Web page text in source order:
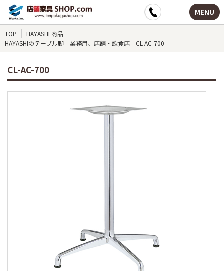
MENU
TOP
HAYASHI 商品
HAYASHIのテーブル脚 業務用、店舗・飲食店 CL-AC-700
CL-AC-700